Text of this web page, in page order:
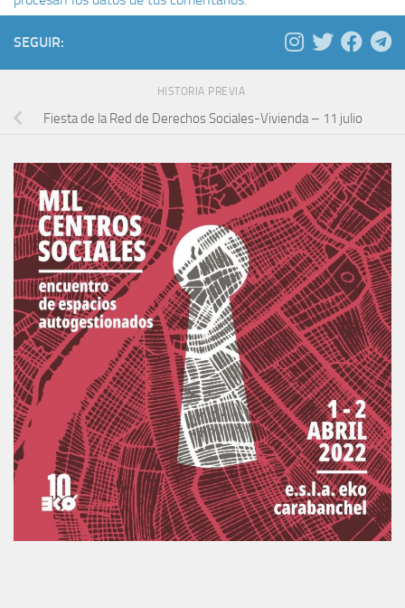
SEGUIR:
HISTORIA PREVIA
Fiesta de la Red de Derechos Sociales-Vivienda – 11 julio